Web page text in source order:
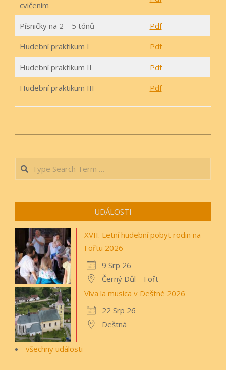
cvičením
Písničky na 2 – 5 tónů Pdf
Hudební praktikum I Pdf
Hudební praktikum II Pdf
Hudební praktikum III Pdf
05
Search
UDÁLOSTI
XVII. Letní hudební pobyt rodin na
Fořtu 2026
9 Srp 26
Černý Důl – Fořt
Viva la musica v Deštné 2026
22 Srp 26
Deštná
všechny události